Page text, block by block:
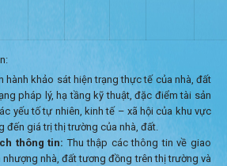
hành khảo sát hiện trạng thực tế của nhà, đất
pháp lý, hạ tầng kỹ thuật, đặc điểm tài sản
yếu tố tự nhiên, kinh tế – xã hội của khu vực
đến giá trị thị trường của nhà, đất.
thông tin: Thu thập các thông tin về giao
nhà, đất tương đồng trên thị trường và